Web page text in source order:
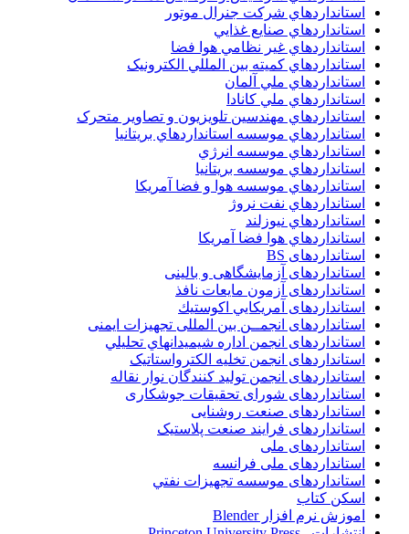
استانداردهاي شرکت جنرال موتور
استانداردهاي صنايع غذايي
استانداردهاي غير نظامي هوا فضا
استانداردهاي کميته بين المللي الکترونيک
استانداردهاي ملي آلمان
استانداردهاي ملي کانادا
استانداردهاي مهندسين تلويزيون و تصاوير متحرک
استانداردهاي موسسه استانداردهاي بريتانيا
استانداردهاي موسسه انرژي
استانداردهاي موسسه بريتانيا
استانداردهاي موسسه هوا و فضا آمريکا
استانداردهاي نفت نروژ
استانداردهاي نيوزلند
استانداردهاي هوا فضا آمريکا
استانداردهای BS
استانداردهای آزمایشگاهی و بالینی
استانداردهای آزمون مایعات نافذ
استانداردهای آمريكايي اكوستيك
استانداردهای انجمــن بين المللى تجهيزات ايمنى
استانداردهای انجمن اداره شيميدانهاي تحليلي
استانداردهای انجمن تخليه الکترواستاتيک
استانداردهای انجمن توليد کنندگان نوار نقاله
استانداردهای شورای تحقیقات جوشکاری
استانداردهای صنعت روشنایی
استانداردهای فرايند صنعت پلاستيک
استانداردهای ملی
استانداردهای ملی فرانسه
استانداردهای موسسه تجهيزات نفتي
اسکن کتاب
اموزش نرم افزار Blender